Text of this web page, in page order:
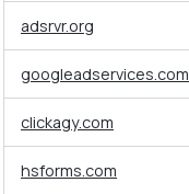
adsrvr.org
googleadservices.com
clickagy.com
hsforms.com